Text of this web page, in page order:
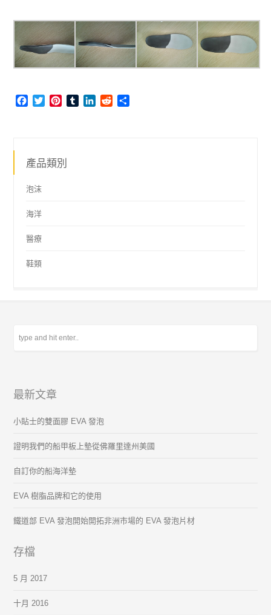
Facebook
TwitterPinterestTumblrLinkedInReddit
產品類別
泡沫
海洋
醫療
鞋類
最新文章
小貼士的雙面膠 EVA 發泡
證明我們的船甲板上墊從佛羅里達州美國
自訂你的船海洋墊
EVA 樹脂品牌和它的使用
鐵道部 EVA 發泡開始開拓非洲市場的 EVA 發泡片材
存檔
5 月 2017
十月 2016